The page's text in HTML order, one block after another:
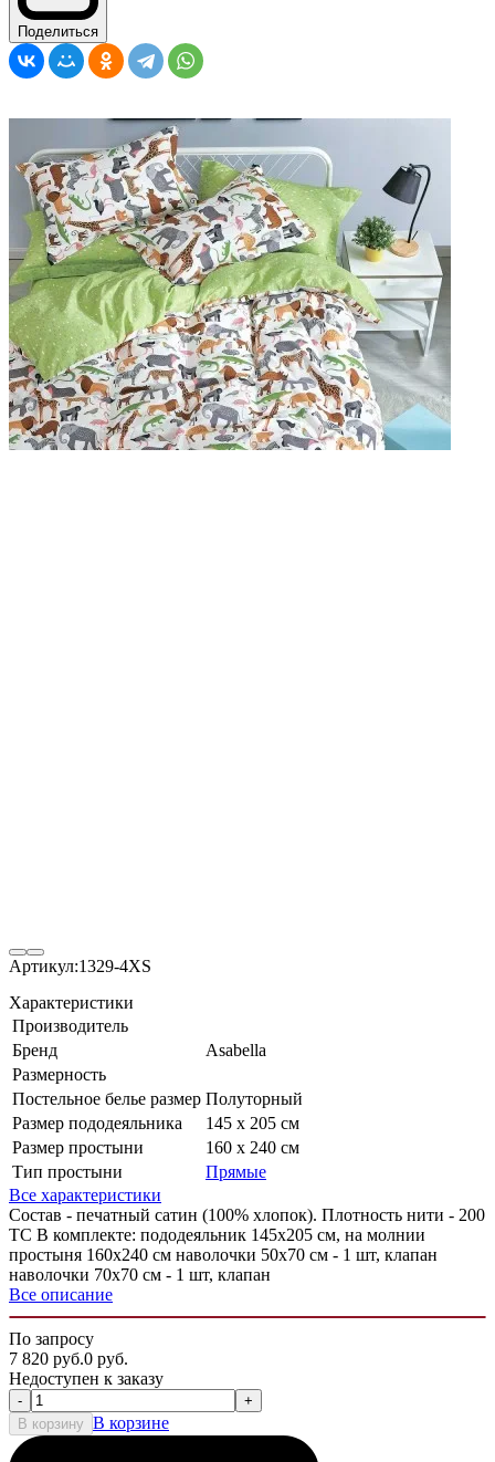
Поделиться
Артикул:1329-4XS
Характеристики
Производитель
Бренд
Asabella
Размерность
Постельное белье размер Полуторный
Размер пододеяльника
145 х 205 см
Размер простыни
160 х 240 см
Тип простыни
Прямые
Все характеристики
Состав - печатный сатин (100% хлопок). Плотность нити - 200
ТС В комплекте: пододеяльник 145х205 см, на молнии
простыня 160x240 см наволочки 50х70 см - 1 шт, клапан
наволочки 70х70 см - 1 шт, клапан
Все описание
По запросу
7 820 руб.0 руб.
Недоступен к заказу
-
+
В корзину В корзине